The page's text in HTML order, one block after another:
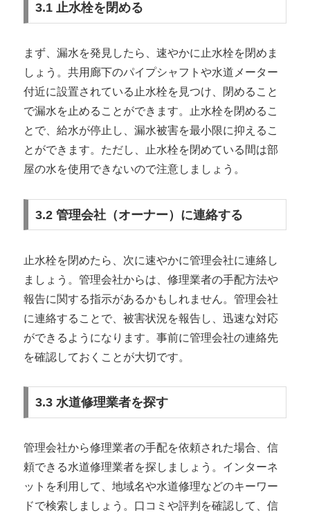
3.1 止水栓を閉める
まず、漏水を発見したら、速やかに止水栓を閉めま
しょう。共用廊下のパイプシャフトや水道メーター
付近に設置されている止水栓を見つけ、閉めること
で漏水を止めることができます。止水栓を閉めるこ
とで、給水が停止し、漏水被害を最小限に抑えるこ
とができます。ただし、止水栓を閉めている間は部
屋の水を使用できないので注意しましょう。
3.2 管理会社（オーナー）に連絡する
止水栓を閉めたら、次に速やかに管理会社に連絡し
ましょう。管理会社からは、修理業者の手配方法や
報告に関する指示があるかもしれません。管理会社
に連絡することで、被害状況を報告し、迅速な対応
ができるようになります。事前に管理会社の連絡先
を確認しておくことが大切です。
3.3 水道修理業者を探す
管理会社から修理業者の手配を依頼された場合、信
頼できる水道修理業者を探しましょう。インターネ
ットを利用して、地域名や水道修理などのキーワー
ドで検索しましょう。口コミや評判を確認して、信